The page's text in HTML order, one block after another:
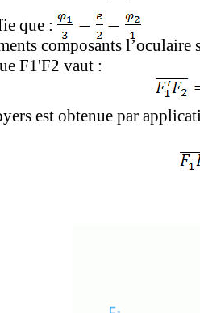
que :
composants
F1'F2 vaut :
est obtenue par